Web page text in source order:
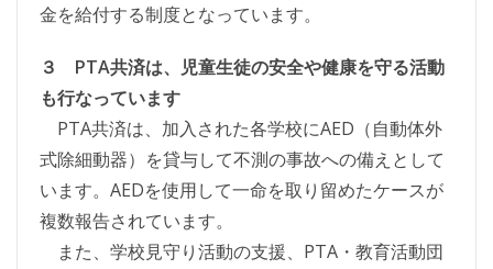
金を給付する制度となっています。
３ PTA共済は、児童生徒の安全や健康を守る活動
も行なっています
PTA共済は、加入された各学校にAED（自動体外
式除細動器）を貸与して不測の事故への備えとして
います。AEDを使用して一命を取り留めたケースが
複数報告されています。
また、学校見守り活動の支援、PTA・教育活動団